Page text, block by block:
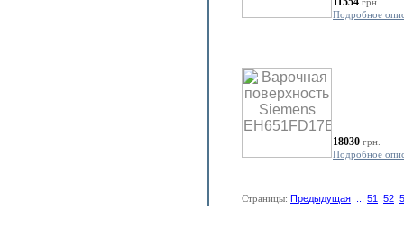
Подробное
18030 грн.
Подробное
Страницы: Предыдущая 51 52